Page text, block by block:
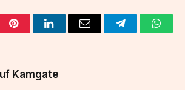
PinterestLinkedInEmail Telegram
Kamgate